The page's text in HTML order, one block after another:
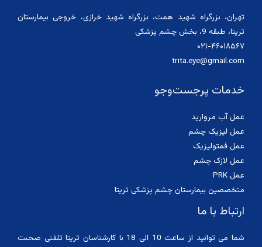
تهران، بزرگراه شهید همت، بزرگراه شهید خرازی، خروجی بیمارستان
تریتا، طبقه 9، بخش چشم پزشکی
۰۲۱-۴۶۰۱۸۵۶۷
trita.eye@gmail.com
خدمات پرجست‌وجو
عمل آب مروارید
عمل لیزیک چشم
عمل فمتولیزیک
عمل لازک چشم
عمل PRK
متخصصین بیمارستان چشم پزشکی تریتا
ارتباط با ما
شما می توانید از ساعت 10 الی 18 با کارشناسان تریتا تلفنی صحبت